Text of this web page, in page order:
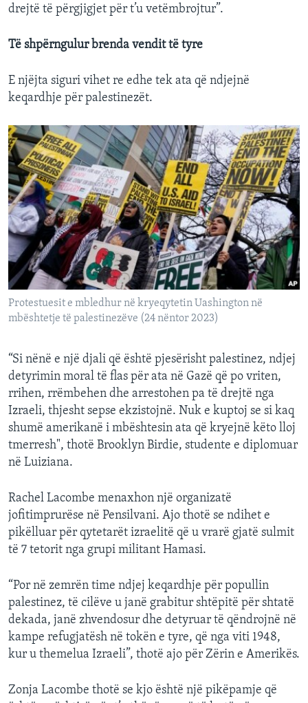
drejtë të përgjigjet për t’u vetëmbrojtur”.
Të shpërngulur brenda vendit të tyre
E njëjta siguri vihet re edhe tek ata që ndjejnë
keqardhje për palestinezët.
Protestuesit e mbledhur në kryeqytetin Uashington në
mbështetje të palestinezëve (24 nëntor 2023)
“Si nënë e një djali që është pjesërisht palestinez, ndjej
detyrimin moral të flas për ata në Gazë që po vriten,
rrihen, rrëmbehen dhe arrestohen pa të drejtë nga
Izraeli, thjesht sepse ekzistojnë. Nuk e kuptoj se si kaq
shumë amerikanë i mbështesin ata që kryejnë këto lloj
tmerresh", thotë Brooklyn Birdie, studente e diplomuar
në Luiziana.
Rachel Lacombe menaxhon një organizatë
jofitimprurëse në Pensilvani. Ajo thotë se ndihet e
pikëlluar për qytetarët izraelitë që u vrarë gjatë sulmit
të 7 tetorit nga grupi militant Hamasi.
“Por në zemrën time ndjej keqardhje për popullin
palestinez, të cilëve u janë grabitur shtëpitë për shtatë
dekada, janë zhvendosur dhe detyruar të qëndrojnë në
kampe refugjatësh në tokën e tyre, që nga viti 1948,
kur u themelua Izraeli”, thotë ajo për Zërin e Amerikës.
Zonja Lacombe thotë se kjo është një pikëpamje që